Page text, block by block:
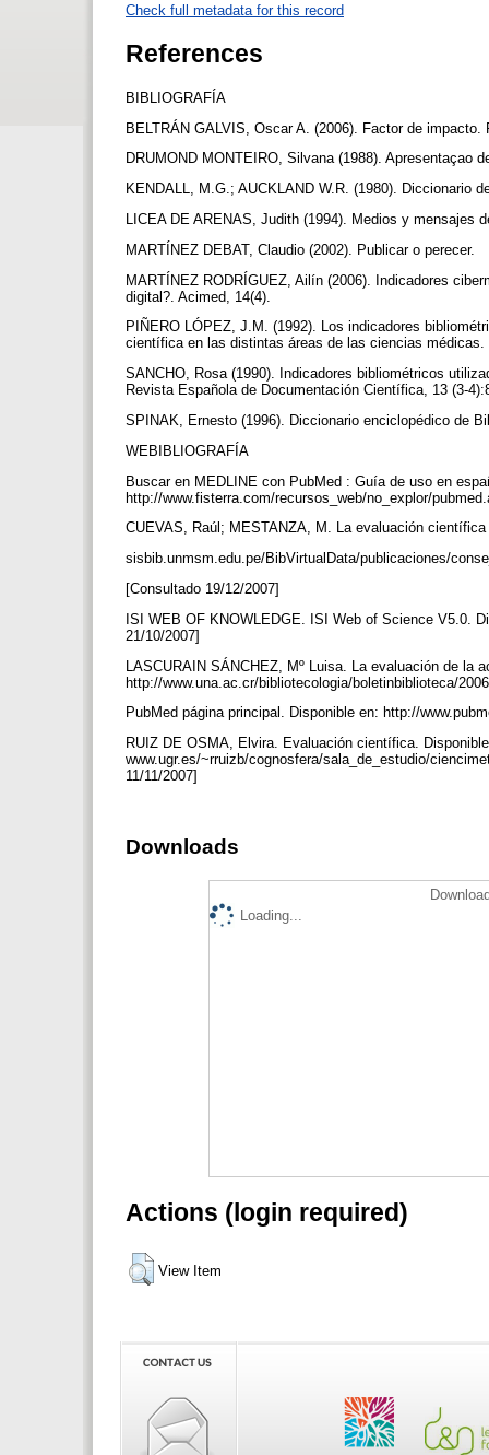
Check full metadata for this record
References
BIBLIOGRAFÍA
BELTRÁN GALVIS, Oscar A. (2006). Factor de
DRUMOND MONTEIRO, Silvana (1988). Apresentaçao
KENDALL, M.G.; AUCKLAND W.R. (1980). Diccionario
LICEA DE ARENAS, Judith (1994). Medios y
MARTÍNEZ DEBAT, Claudio (2002). Publicar o perecer.
MARTÍNEZ RODRÍGUEZ, Ailín (2006). Indicadores
digital?. Acimed, 14(4).
PIÑERO LÓPEZ, J.M. (1992). Los indicadores
científica en las distintas áreas de las ciencias
SANCHO, Rosa (1990). Indicadores bibliométricos
Revista Española de Documentación Científica, 13 (3-
SPINAK, Ernesto (1996). Diccionario enciclopédico de
WEBIBLIOGRAFÍA
Buscar en MEDLINE con PubMed : Guía de uso en
http://www.fisterra.com/recursos_web/no_explor/
CUEVAS, Raúl; MESTANZA, M. La evaluación
sisbib.unmsm.edu.pe/BibVirtualData/publicaciones/
[Consultado 19/12/2007]
ISI WEB OF KNOWLEDGE. ISI Web of Science V5.0.
21/10/2007]
LASCURAIN SÁNCHEZ, Mº Luisa. La evaluación de la
http://www.una.ac.cr/bibliotecologia/boletinbiblioteca/
PubMed página principal. Disponible en: http://
RUIZ DE OSMA, Elvira. Evaluación científica.
www.ugr.es/~rruizb/cognosfera/sala_de_estudio/
11/11/2007]
Downloads
Loading...
Actions (login required)
View Item